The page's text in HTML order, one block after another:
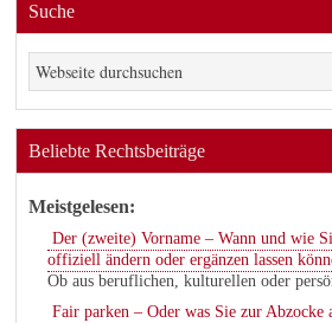
Suche
Beliebte Rechtsbeiträge
Meistgelesen:
Der (zweite) Vorname – Wann und wie
offiziell ändern oder ergänzen lassen
Ob aus beruflichen, kulturellen oder
Fair parken – Oder was Sie zur Abzocke